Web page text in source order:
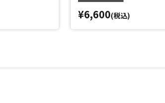
¥6,600(税込)